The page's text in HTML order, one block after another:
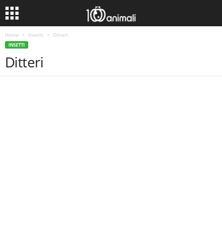
Home Insetti Ditteri
INSETTI
Ditteri